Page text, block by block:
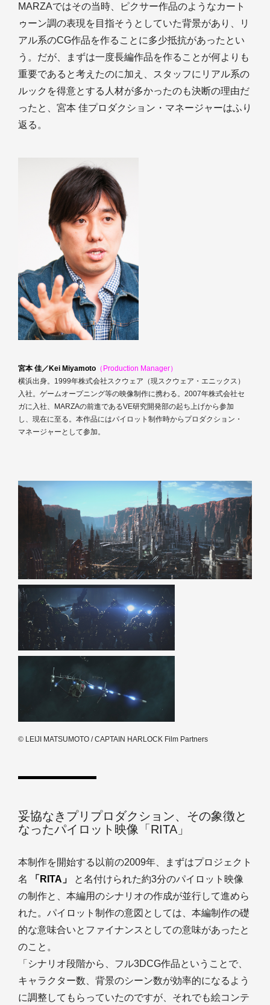
MARZAではその当時、ピクサー作品のようなカート
ゥーン調の表現を目指そうとしていた背景があり、リ
アル系のCG作品を作ることに多少抵抗があったとい
う。だが、まずは一度長編作品を作ることが何よりも
重要であると考えたのに加え、スタッフにリアル系の
ルックを得意とする人材が多かったのも決断の理由だ
ったと、宮本 佳プロダクション・マネージャーはふり
返る。
宮本 佳／Kei Miyamoto （Production Manager）
横浜出身。1999年株式会社スクウェア（現スクウェア・エニックス）
入社。ゲームオープニング等の映像制作に携わる。2007年株式会社セ
ガに入社、MARZAの前進であるVE研究開発部の起ち上げから参加
し、現在に至る。本作品にはパイロット制作時からプロダクション・
マネージャーとして参加。
© LEIJI MATSUMOTO / CAPTAIN HARLOCK Film Partners
妥協なきプリプロダクション、その象徴と
なったパイロット映像「RITA」
本制作を開始する以前の2009年、まずはプロジェクト
名
「RITA」
と名付けられた約3分のパイロット映像
の制作と、本編用のシナリオの作成が並行して進めら
れた。パイロット制作の意図としては、本編制作の礎
的な意味合いとファイナンスとしての意味があったと
のこと。
「シナリオ段階から、フル3DCG作品ということで、
キャラクター数、背景のシーン数が効率的になるよう
に調整してもらっていたのですが、それでも絵コンテ